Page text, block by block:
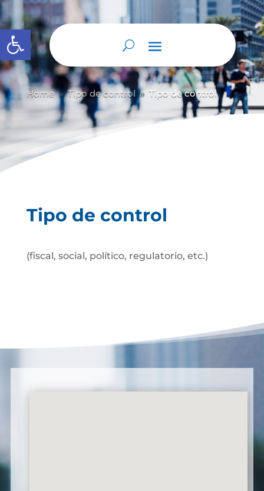
Abrir barra de herramientas
Home 9 Tipo de control 9 Tipo de control
Tipo de control
(fiscal, social, político, regulatorio, etc.)